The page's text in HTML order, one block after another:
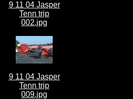
9 11 04 Jasper
Tenn trip
002.jpg
9 11 04 Jasper
Tenn trip
009.jpg